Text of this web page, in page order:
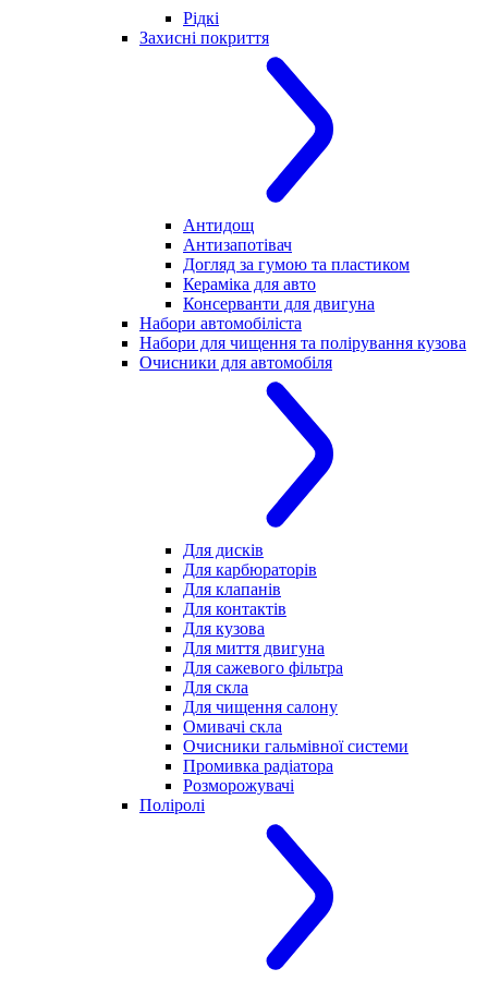
Рідкі
Захисні покриття
Антидощ
Антизапотівач
Догляд за гумою та пластиком
Кераміка для авто
Консерванти для двигуна
Набори автомобіліста
Набори для чищення та полірування кузова
Очисники для автомобіля
Для дисків
Для карбюраторів
Для клапанів
Для контактів
Для кузова
Для миття двигуна
Для сажевого фільтра
Для скла
Для чищення салону
Омивачі скла
Очисники гальмівної системи
Промивка радіатора
Розморожувачі
Поліролі